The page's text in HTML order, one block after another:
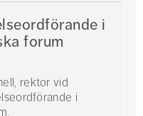
i
forum
rektor vid
i